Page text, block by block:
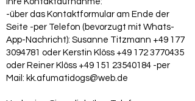
-über das Kontaktformular am Ende der
Seite -per Telefon (bevorzugt mit Whats-
App-Nachricht): Susanne Titzmann +49 177
3094781 oder Kerstin Klöss +49 172 3770435
oder Reiner Klöss +49 151 23540184 -per
Mail: kk.afumatidogs@web.de